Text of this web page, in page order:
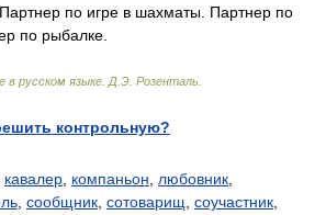
по игре в шахматы. Партнер по
по рыбалке.
в русском языке Д.Э. Розенталь
контрольную?
кавалер компаньон любовник
сообщник сотоварищ соучастник